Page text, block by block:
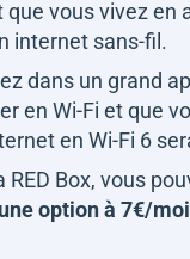
vous vivez
internet sans-fil.
dans un grand
en Wi-Fi et que
en Wi-Fi 6
RED Box, vous
une option à 7€/